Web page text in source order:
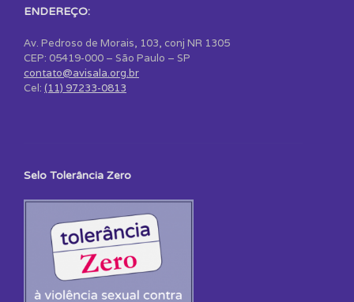
ENDEREÇO:
Av. Pedroso de Morais, 103, conj NR 1305
CEP: 05419-000 – São Paulo – SP
contato@avisala.org.br
Cel: (11) 97233-0813
Selo Tolerância Zero